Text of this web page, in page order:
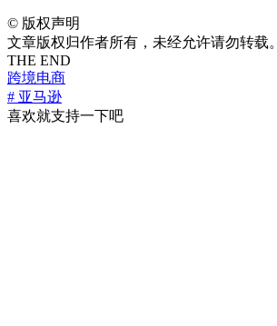
© 版权声明
文章版权归作者所有，未经允许请勿转载。
THE END
跨境电商
# 亚马逊
喜欢就支持一下吧